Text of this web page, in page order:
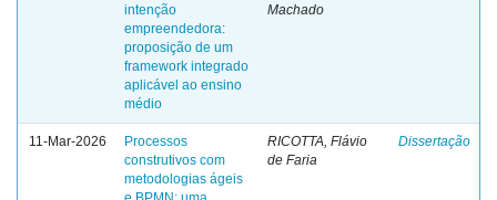
intenção
empreendedora:
proposição de um
framework integrado
aplicável ao ensino
médio
Machado
11-Mar-2026
Processos
construtivos com
metodologias ágeis
RICOTTA, Flávio
de Faria
Dissertação